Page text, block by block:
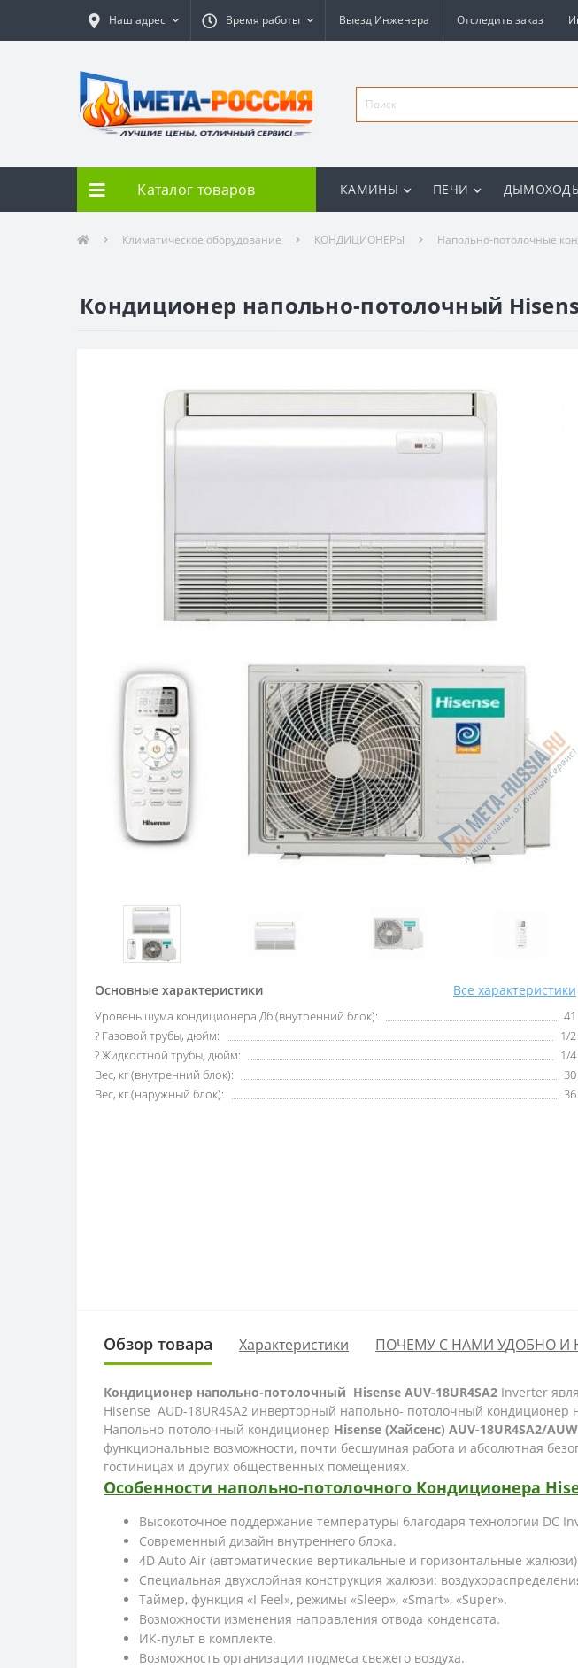
Наш адрес Время работы Выезд Инженера Отследить заказ
Каталог товаров КАМИНЫ ПЕЧИ
Климатическое оборудование КОНДИЦИОНЕРЫ Напольно-потолочные
Кондиционер напольно-потолочный
Основные характеристики Все характеристики
Уровень шума кондиционера Дб (внутренний блок):
41
? Газовой трубы, дюйм:
1/2
? Жидкостной трубы, дюйм:
1/4
Вес, кг (внутренний блок):
30
Вес, кг (наружный блок):
36
Обзор товара Характеристики ПОЧЕМУ С НАМИ УДОБНО И
Кондиционер напольно-потолочный Hisense AUV-18UR4SA2 Inverter
Hisense AUD-18UR4SA2 инверторный напольно- потолочный кондиционер
Напольно-потолочный кондиционер Hisense (Хайсенс) AUV-18UR4SA2/
функциональные возможности, почти бесшумная работа и абсолютная
гостиницах и других общественных помещениях.
Особенности напольно-потолочного Кондиционера
Высокоточное поддержание температуры благодаря технологии DC
Современный дизайн внутреннего блока.
4D Auto Air (автоматические вертикальные и горизонтальные
Специальная двухслойная конструкция жалюзи:
Таймер, функция «I Feel», режимы «Sleep», «Smart», «Super».
Возможности изменения направления отвода конденсата.
ИК-пульт в комплекте.
Возможность организации подмеса свежего воздуха.